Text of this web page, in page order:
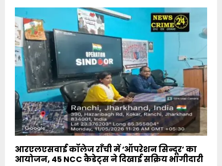
आरएलएसवाई कॉलेज राँची में ‘ऑपरेशन सिन्दूर’ का
आयोजन, 45 NCC कैडेट्स ने दिखाई सक्रिय भागीदारी